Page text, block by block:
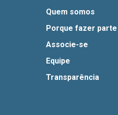
Quem somos
Porque fazer parte
Associe-se
Equipe
Transparência